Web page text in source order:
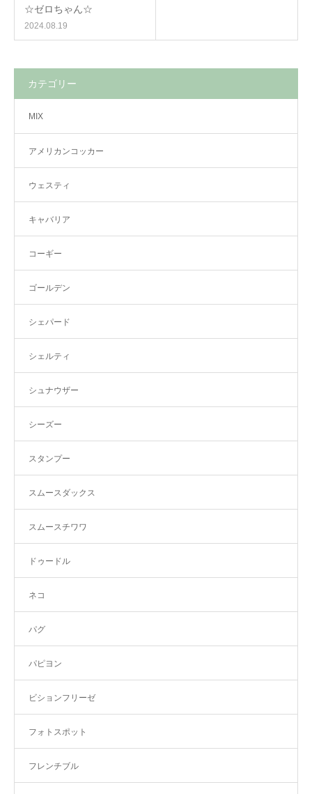
☆ゼロちゃん☆
2024.08.19
カテゴリー
MIX
アメリカンコッカー
ウェスティ
キャバリア
コーギー
ゴールデン
シェパード
シェルティ
シュナウザー
シーズー
スタンプー
スムースダックス
スムースチワワ
ドゥードル
ネコ
パグ
パピヨン
ビションフリーゼ
フォトスポット
フレンチブル